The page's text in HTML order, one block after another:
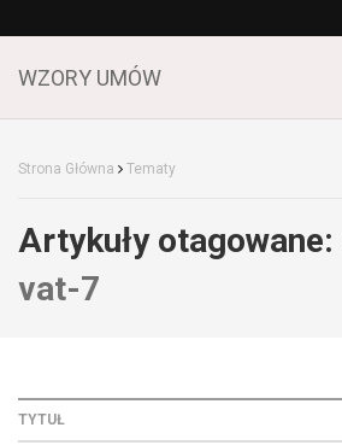
WZORY UMÓW
Strona Główna Tematy
Artykuły otagowane:
vat-7
TYTUŁ